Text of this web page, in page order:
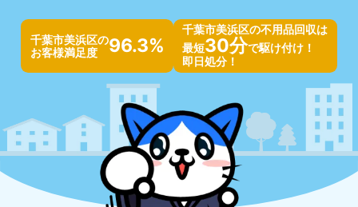
千葉市美浜区の
お客様満足度
96.3%
千葉市美浜区の不用品回収は
最短30分で駆け付け！
即日処分！